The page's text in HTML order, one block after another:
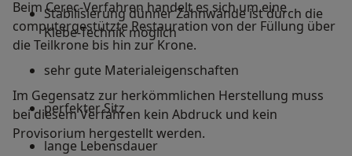
Stabilisierung dünner Zahnwände ist durch die
Klebe-Technik möglich
sehr gute Materialeigenschaften
perfekter Sitz
lange Lebensdauer
Beim Cerec-Verfahren handelt es sich um eine
computergestützte Restauration von der Füllung über
die Teilkrone bis hin zur Krone.
Im Gegensatz zur herkömmlichen Herstellung muss
bei diesem Verfahren kein Abdruck und kein
Provisorium hergestellt werden.